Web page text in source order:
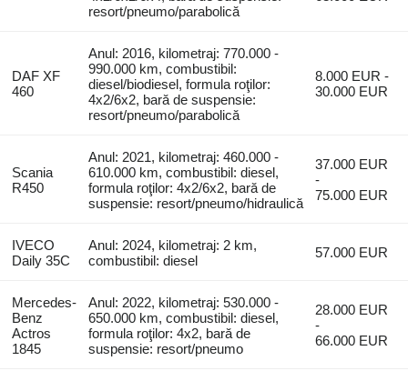
resort/pneumo/parabolică
DAF XF
460
Anul: 2016, kilometraj: 770.000 -
990.000 km, combustibil:
diesel/biodiesel, formula roţilor:
4x2/6x2, bară de suspensie:
resort/pneumo/parabolică
8.000 EUR -
30.000 EUR
Scania
R450
Anul: 2021, kilometraj: 460.000 -
610.000 km, combustibil: diesel,
formula roţilor: 4x2/6x2, bară de
suspensie: resort/pneumo/hidraulică
37.000 EUR
-
75.000 EUR
IVECO
Daily 35C
Anul: 2024, kilometraj: 2 km,
combustibil: diesel
57.000 EUR
Mercedes-
Benz
Actros
1845
Anul: 2022, kilometraj: 530.000 -
650.000 km, combustibil: diesel,
formula roţilor: 4x2, bară de
suspensie: resort/pneumo
28.000 EUR
-
66.000 EUR